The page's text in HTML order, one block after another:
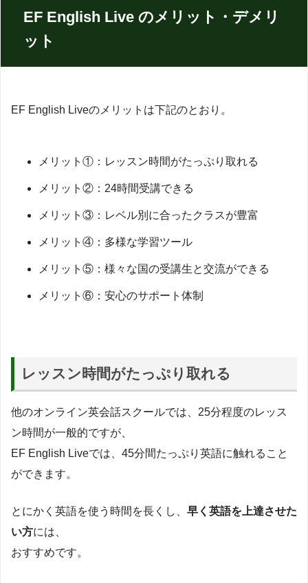
EF English Live のメリット・デメリ
ット
EF English Liveのメリットは下記のとおり。
メリット①：レッスン時間がたっぷり取れる
メリット②：24時間受講できる
メリット③：レベル別に合ったクラスが豊富
メリット④：多様な学習ツール
メリット⑤：様々な国の受講生と交流ができる
メリット⑥：安心のサポート体制
レッスン時間がたっぷり取れる
他のオンライン英会話スクールでは、25分程度のレッス
ン時間が一般的ですが、
EF English Liveでは、45分間たっぷり英語に触れること
ができます。
とにかく英語を使う時間を長くし、 早く英語を上達させた
い方には、
おすすめです。